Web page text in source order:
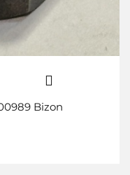
Bizon